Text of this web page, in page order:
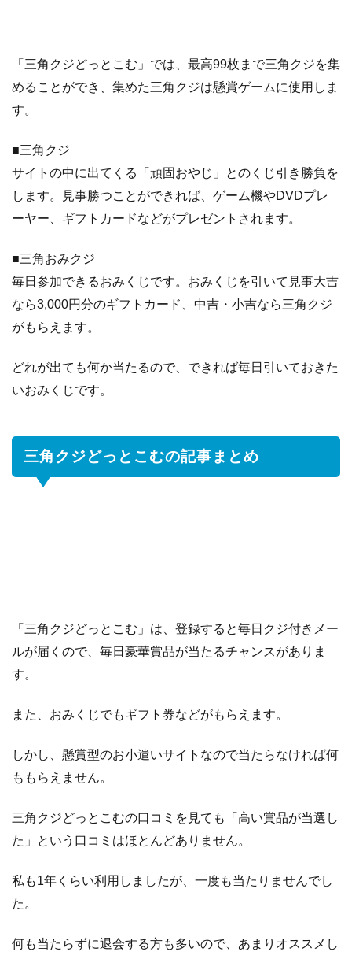
「三角クジどっとこむ」では、最高99枚まで三角クジを集
めることができ、集めた三角クジは懸賞ゲームに使用しま
す。
■三角クジ
サイトの中に出てくる「頑固おやじ」とのくじ引き勝負を
します。見事勝つことができれば、ゲーム機やDVDプレ
ーヤー、ギフトカードなどがプレゼントされます。
■三角おみクジ
毎日参加できるおみくじです。おみくじを引いて見事大吉
なら3,000円分のギフトカード、中吉・小吉なら三角クジ
がもらえます。
どれが出ても何か当たるので、できれば毎日引いておきた
いおみくじです。
三角クジどっとこむの記事まとめ
「三角クジどっとこむ」は、登録すると毎日クジ付きメー
ルが届くので、毎日豪華賞品が当たるチャンスがありま
す。
また、おみくじでもギフト券などがもらえます。
しかし、懸賞型のお小遣いサイトなので当たらなければ何
ももらえません。
三角クジどっとこむの口コミを見ても「高い賞品が当選し
た」という口コミはほとんどありません。
私も1年くらい利用しましたが、一度も当たりませんでし
た。
何も当たらずに退会する方も多いので、あまりオススメし